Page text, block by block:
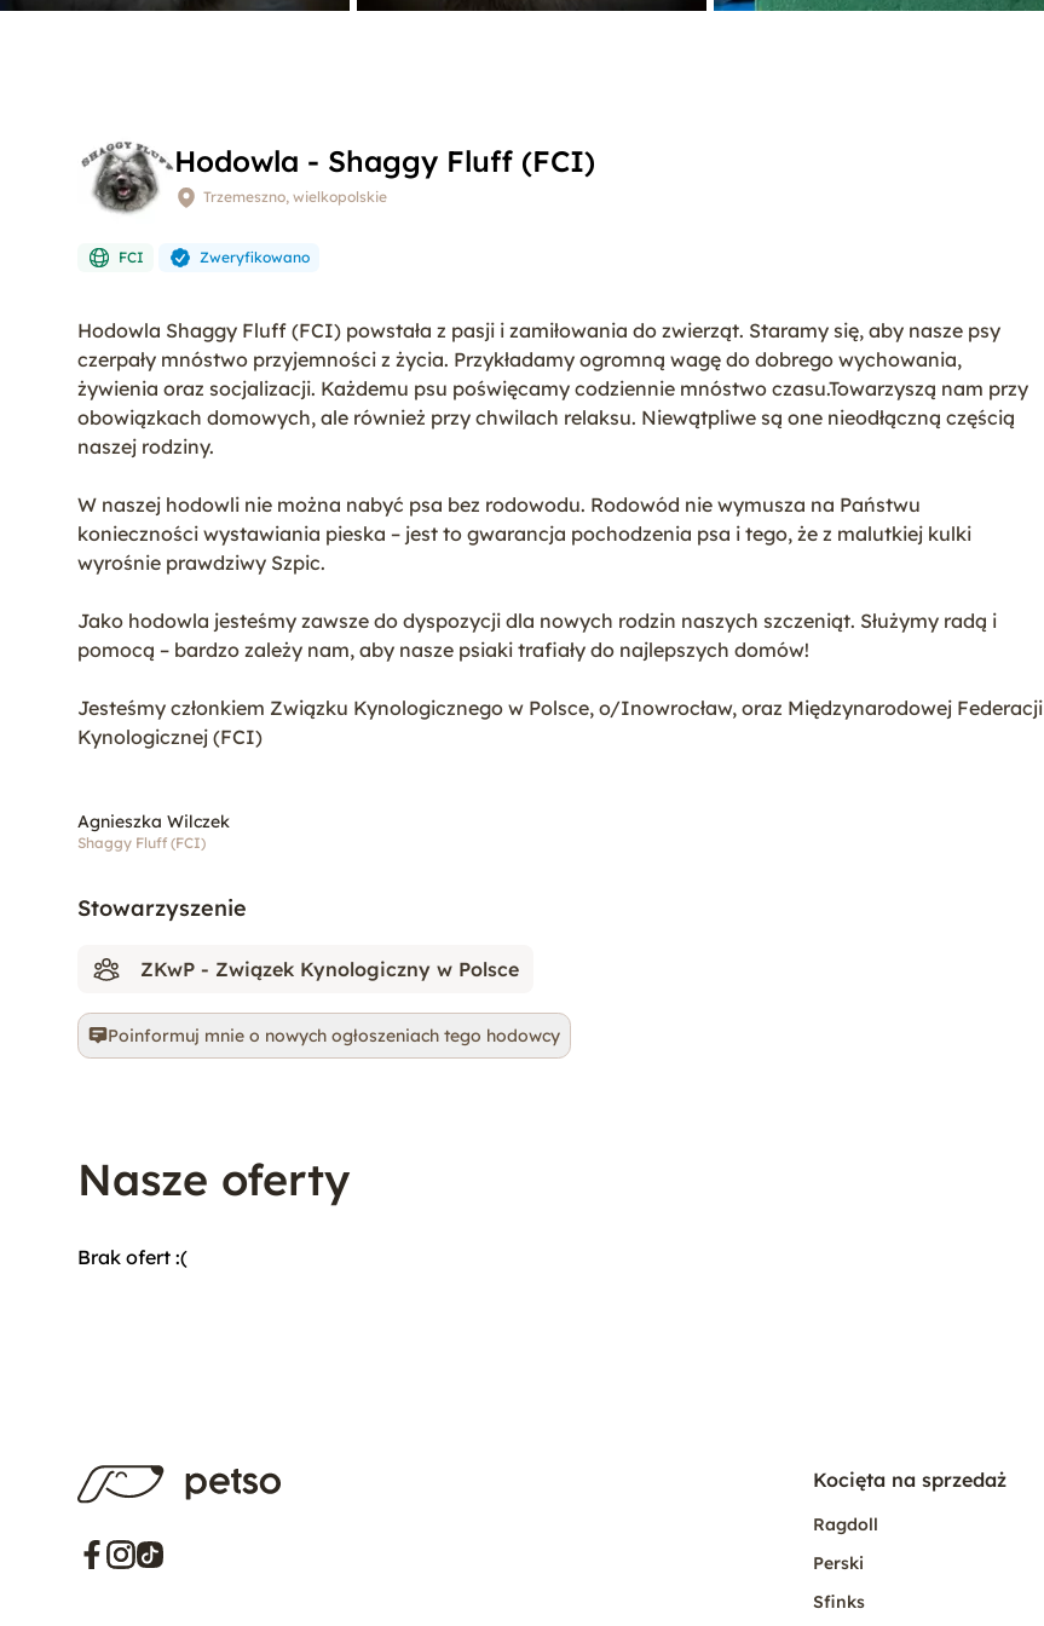
Hodowla - Shaggy Fluff (FCI)
Trzemeszno, wielkopolskie
FCI Zweryfikowano
Hodowla Shaggy Fluff (FCI) powstała z pasji i zamiłowania do zwierząt. Staramy się, aby nasze psy
czerpały mnóstwo przyjemności z życia. Przykładamy ogromną wagę do dobrego wychowania,
żywienia oraz socjalizacji. Każdemu psu poświęcamy codziennie mnóstwo czasu.Towarzyszą nam przy
obowiązkach domowych, ale również przy chwilach relaksu. Niewątpliwe są one nieodłączną częścią
naszej rodziny.
W naszej hodowli nie można nabyć psa bez rodowodu. Rodowód nie wymusza na Państwu
konieczności wystawiania pieska – jest to gwarancja pochodzenia psa i tego, że z malutkiej kulki
wyrośnie prawdziwy Szpic.
Jako hodowla jesteśmy zawsze do dyspozycji dla nowych rodzin naszych szczeniąt. Służymy radą i
pomocą – bardzo zależy nam, aby nasze psiaki trafiały do najlepszych domów!
Jesteśmy członkiem Związku Kynologicznego w Polsce, o/Inowrocław, oraz Międzynarodowej Federacji
Kynologicznej (FCI)
Agnieszka Wilczek
Shaggy Fluff (FCI)
Stowarzyszenie
ZKwP - Związek Kynologiczny w Polsce
Poinformuj mnie o nowych ogłoszeniach tego hodowcy
Nasze oferty
Brak ofert :(
Kocięta na sprzedaż
Ragdoll
Perski
Sfinks